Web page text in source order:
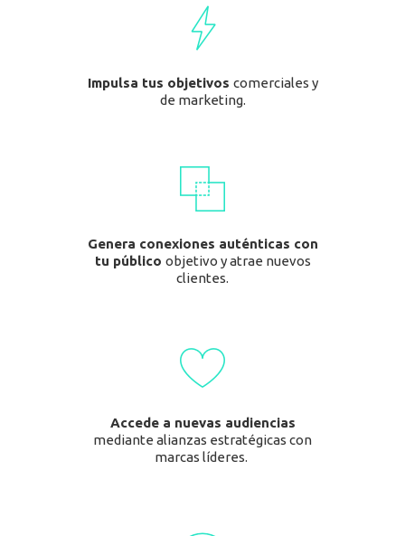
Impulsa tus objetivos comerciales y
de marketing.
Genera conexiones auténticas con
tu público objetivo yatrae nuevos
clientes.
Accede a nuevas audiencias
mediante alianzas estratégicas con
marcas líderes.